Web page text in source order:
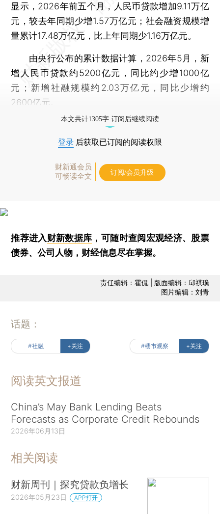
显示，2026年前五个月，人民币贷款增加9.11万亿
元，较去年同期少增1.57万亿元；社会融资规模增
量累计17.48万亿元，比上年同期少1.16万亿元。
由央行公布的累计数据计算，2026年5月，新
增人民币贷款约5200亿元，同比约少增1000亿
元；新增社融规模约2.03万亿元，同比少增约
2600亿元。
本文共计1305字 订阅后继续阅读
登录 后获取已订阅的阅读权限
财新通会员
可畅读全文
订阅/会员升级
推荐进入财新数据库 ，可随时查阅宏观经济、股票
债券、公司人物，财经信息尽在掌握。
责任编辑：霍侃 | 版面编辑：邱祺璞
图片编辑：刘青
话题：
#社融 +关注 #楼市观察 +关注
阅读英文报道
China’s May Bank Lending Beats
Forecasts as Corporate Credit Rebounds
2026年06月13日
相关阅读
财新周刊｜探究贷款负增长
2026年05月23日 APP打开